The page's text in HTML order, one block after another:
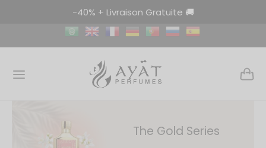
-40% + Livraison Gratuite 🚚
The Gold Series
DE PARFUM
D’AMBIANCE